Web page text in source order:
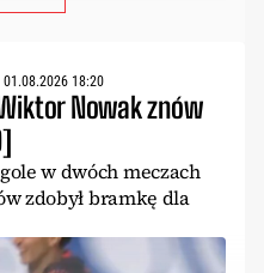
01.08.2026 18:20
Nowak znów
w dwóch meczach
zdobył bramkę dla